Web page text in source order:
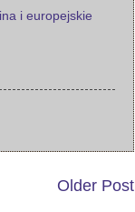
i europejskie
Older Post